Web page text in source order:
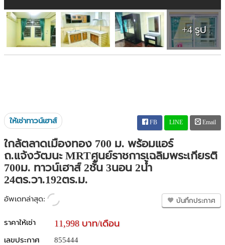
+4 รูป
ให้เช่าทาวน์เฮาส์ FB LINE Email
ใกล้ตลาดเมืองทอง 700 ม. พร้อมแอร์
ถ.แจ้งวัฒนะ MRTศูนย์ราชการเฉลิมพระเกียรติ
700ม. ทาวน์เฮาส์ 2ชั้น 3นอน 2น้ำ
24ตร.วา.192ตร.ม.
อัพเดทล่าสุด: บันทึกประกาศ
ราคาให้เช่า 11,998 บาท/เดือน
เลขประกาศ
855444